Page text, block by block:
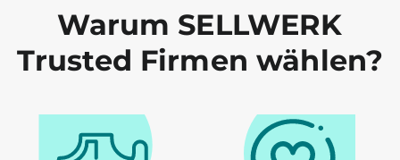
Warum SELLWERK
Trusted Firmen wählen?